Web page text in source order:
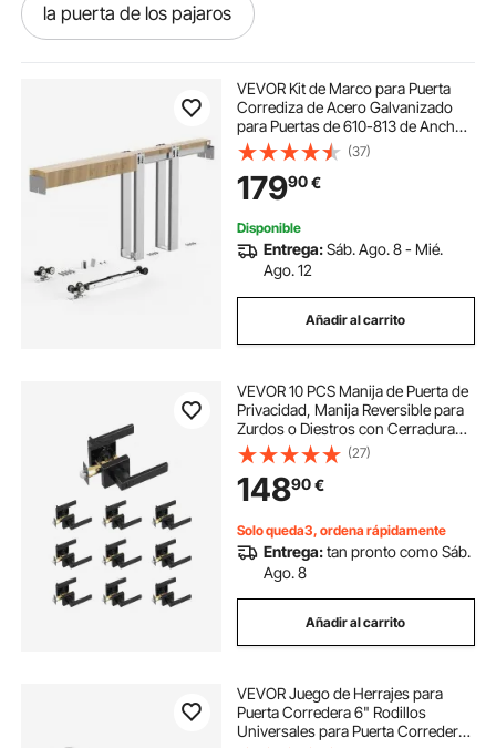
la puerta de los pajaros
empuje puerta
manijas de puerta negro para puerta interior
buzón puerta negro
marquesina para puerta entrada
puertas de entrada grandes
empuja puerta empuje la puerta
puerta para sotano
VEVOR Kit de Marco para Puerta
Corrediza de Acero Galvanizado
para Puertas de 610-813 de Ancho y
2032 mm de Alto con Mecanismo
de Cierre suave Bidireccional para
el Hogar, Sala de Estar, Oficina
(37)
17990€
Disponible
Entrega:Sáb. Ago. 8 - Mié.
Ago. 12
Añadir al carrito
VEVOR 10 PCS Manija de Puerta de
Privacidad, Manija Reversible para
Zurdos o Diestros con Cerradura
sin Llave, Rotación de 45° para
Abrir, Interior Cuadrado Universal
para Puertas de Baño, Negra Mate
(27)
14890€
Solo queda3, ordena rápidamente
Entrega:tan pronto como Sáb.
Ago. 8
Añadir al carrito
VEVOR Juego de Herrajes para
Puerta Corredera 6" Rodillos
Universales para Puerta Corredera